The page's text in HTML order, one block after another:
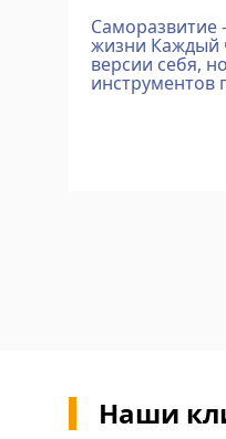
Саморазвитие
жизни Каждый
версии себя,
инструментов
Тренинги
Наши